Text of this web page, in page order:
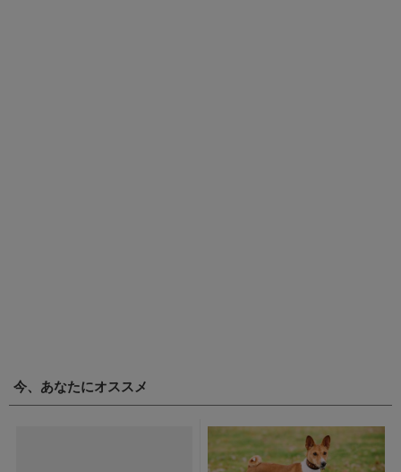
今、あなたにオススメ